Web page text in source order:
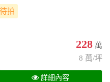
待拍
228 萬
8 萬/坪
詳細內容